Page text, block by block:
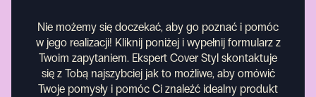
Nie możemy się doczekać, aby go poznać i pomóc
w jego realizacji! Kliknij poniżej i wypełnij formularz z
Twoim zapytaniem. Ekspert Cover Styl skontaktuje
się z Tobą najszybciej jak to możliwe, aby omówić
Twoje pomysły i pomóc Ci znaleźć idealny produkt